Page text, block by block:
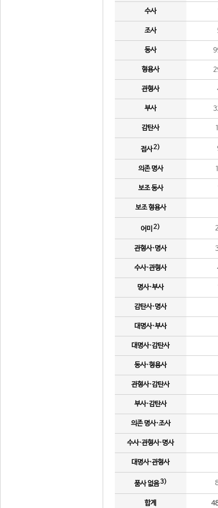
수사
조사
동사
형용사
관형사
부사
감탄사
접사2)
의존 명사
보조 동사
보조 형용사
어미 2)
관형사·명사
수사·관형사
명사·부사
감탄사·명사
대명사·부사
대명사·감탄사
동사·형용사
관형사·감탄사
부사·감탄사
의존 명사·조사
수사·관형사·명사
대명사·관형사
품사 없음3)
합계